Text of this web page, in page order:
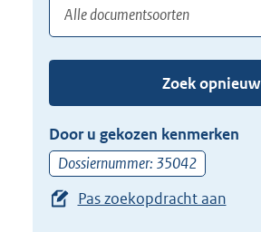
(dossier)nummer
uw
zoekterm
of
(dossier)nummer
in
of
de
pijl
beneden
toets
Zoek opnieuw
Door u gekozen kenmerken
Dossiernummer: 35042
Pas zoekopdracht aan